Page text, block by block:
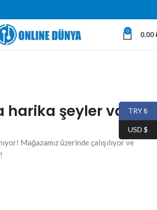
0 0.00
harika şeyler var
Mağazamız üzerinde çalışılıyor ve
TRY ₺
USD $